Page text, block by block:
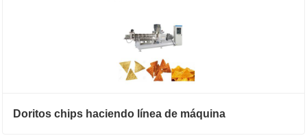
Doritos chips haciendo línea de máquina